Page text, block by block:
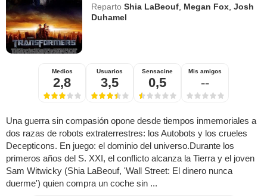
Reparto Shia LaBeouf Megan Fox ,Josh
Duhamel
Medios
2,8
Usuarios
3,5
Sensacine
0,5
Mis amigos
--
Una guerra sin compasión opone desde tiempos inmemoriales a
dos razas de robots extraterrestres: los Autobots y los crueles
Decepticons. En juego: el dominio del universo.Durante los
primeros años del S. XXI, el conflicto alcanza la Tierra y el joven
Sam Witwicky (Shia LaBeouf, 'Wall Street: El dinero nunca
duerme') quien compra un coche sin ...